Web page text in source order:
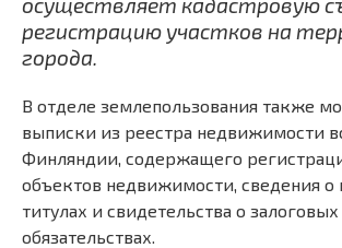
регистрацию участков на
города.
В отделе землепользования также
выписки из реестра недвижимости
Финляндии, содержащего
объектов недвижимости, сведения о
титулах и свидетельства о залоговых
обязательствах.